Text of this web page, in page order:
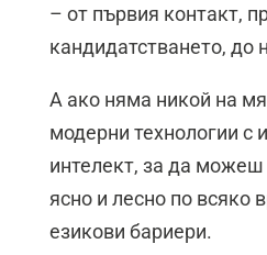
– от първия контакт,
кандидатстването, до
А ако няма никой на
модерни технологии с
интелект, за да
ясно и лесно по всяко
езикови бариери.